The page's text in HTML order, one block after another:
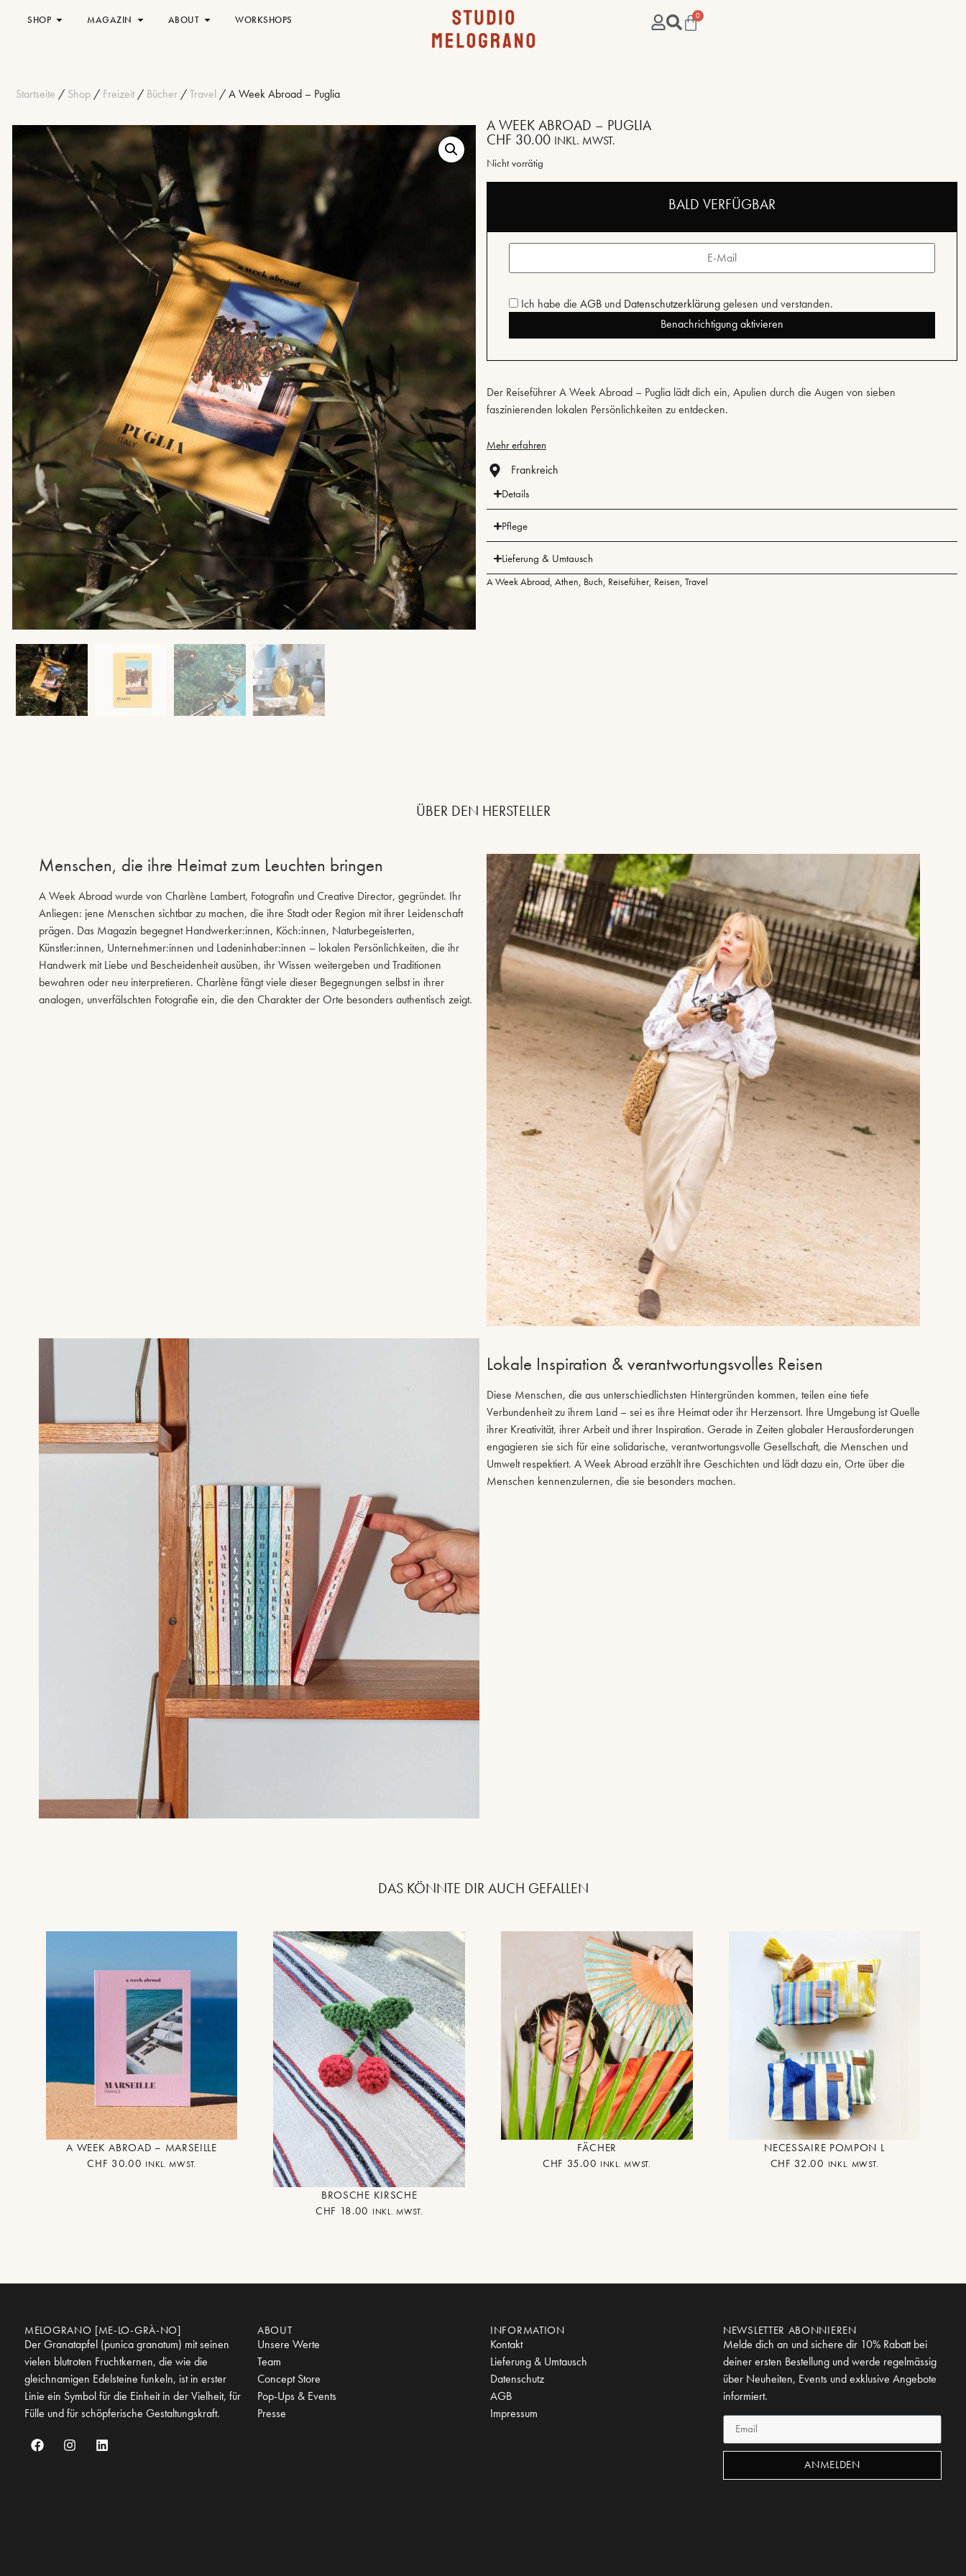
SHOP MAGAZIN ABOUT WORKSHOPS 0
Startseite / Shop / Freizeit/ Bücher /Travel / A Week Abroad – Puglia
A WEEK ABROAD – PUGLIA
CHF 30.00 INKL. MWST.
Nicht vorrätig
BALD VERFÜGBAR
Ich habe die AGB und Datenschutzerklärunggelesen und verstanden.
Benachrichtigung aktivieren
Der Reiseführer A Week Abroad – Puglia lädt dich ein, Apulien durch die Augen von sieben
faszinierenden lokalen Persönlichkeiten zu entdecken.
Mehr erfahren
Frankreich
Details
Pflege
Lieferung & Umtausch
A Week Abroad, Athen, Buch, Reisefüher, Reisen, Travel
ÜBER DEN HERSTELLER
Menschen, die ihre Heimat zum Leuchten bringen
A Week Abroad wurde von Charlène Lambert, Fotografin und Creative Director, gegründet. Ihr
Anliegen: jene Menschen sichtbar zu machen, die ihre Stadt oder Region mit ihrer Leidenschaft
prägen. Das Magazin begegnet Handwerker:innen, Köch:innen, Naturbegeisterten,
Künstler:innen, Unternehmer:innen und Ladeninhaber:innen – lokalen Persönlichkeiten, die ihr
Handwerk mit Liebe und Bescheidenheit ausüben, ihr Wissen weitergeben und Traditionen
bewahren oder neu interpretieren. Charlène fängt viele dieser Begegnungen selbst in ihrer
analogen, unverfälschten Fotografie ein, die den Charakter der Orte besonders authentisch zeigt.
Lokale Inspiration & verantwortungsvolles Reisen
Diese Menschen, die aus unterschiedlichsten Hintergründen kommen, teilen eine tiefe
Verbundenheit zu ihrem Land – sei es ihre Heimat oder ihr Herzensort. Ihre Umgebung ist Quelle
ihrer Kreativität, ihrer Arbeit und ihrer Inspiration. Gerade in Zeiten globaler Herausforderungen
engagieren sie sich für eine solidarische, verantwortungsvolle Gesellschaft, die Menschen und
Umwelt respektiert. A Week Abroad erzählt ihre Geschichten und lädt dazu ein, Orte über die
Menschen kennenzulernen, die sie besonders machen.
DAS KÖNNTE DIR AUCH GEFALLEN
A WEEK ABROAD – MARSEILLE
CHF 30.00 INKL. MWST.
BROSCHE KIRSCHE
CHF 18.00 INKL. MWST.
FÄCHER
CHF 35.00 INKL. MWST.
NECESSAIRE POMPON L
CHF 32.00 INKL. MWST.
MELOGRANO [ME-LO-GRÀ-NO]
Der Granatapfel (punica granatum) mit seinen
vielen blutroten Fruchtkernen, die wie die
gleichnamigen Edelsteine funkeln, ist in erster
Linie ein Symbol für die Einheit in der Vielheit, für
Fülle und für schöpferische Gestaltungskraft.
ABOUT
Unsere Werte
Team
Concept Store
Pop-Ups & Events
Presse
INFORMATION
Kontakt
Lieferung & Umtausch
Datenschutz
AGB
Impressum
NEWSLETTER ABONNIEREN
Melde dich an und sichere dir 10% Rabatt bei
deiner ersten Bestellung und werde regelmässig
über Neuheiten, Events und exklusive Angebote
informiert.
ANMELDEN